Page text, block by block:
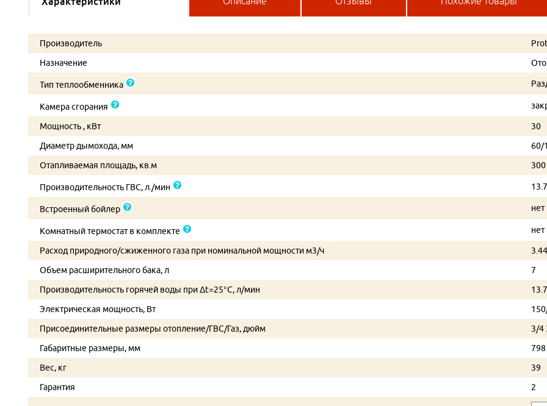
Производитель
Назначение
Тип теплообменника
Камера сгорания
Мощность , кВт
30
Диаметр дымохода, мм
60/
Отапливаемая площадь, кв.м
300
Производительность ГВС, л./мин
Встроенный бойлер нет
Комнатный термостат в комплекте нет
Расход природного/сжиженного газа при номинальной мощности м3/ч
Объем расширительного бака, л
7
Производительность горячей воды при Δt=25°C, л/мин
13.7
Электрическая мощность, Вт
Присоединительные размеры отопление/ГВС/Газ, дюйм
3/4
Габаритные размеры, мм
798
Вес, кг
39
Гарантия
2